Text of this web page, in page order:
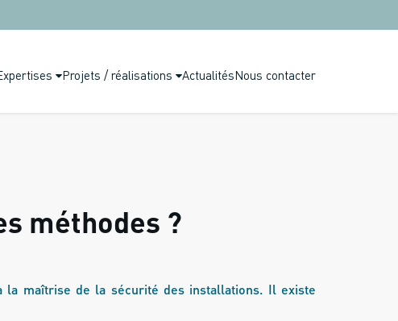
Projets / réalisations ActualitésNous contacter
méthodes ?
la maîtrise de la sécurité des installations. Il existe